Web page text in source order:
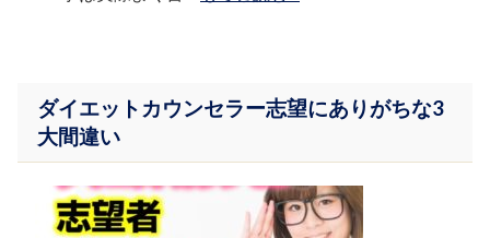
ダイエットカウンセラー志望にありがちな3
大間違い